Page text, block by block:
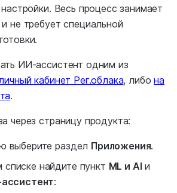
Весь процесс занимает
не требует специальной
ИИ-ассистент одним из
кабинет Рег.облака, либона
.
через страницу продукта:
выберите раздел Приложения.
найдите пункт ML и AI и
: